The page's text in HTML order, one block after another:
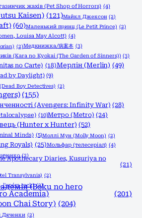
жахів (Pet Shop of Horrors) (4)
Kaisen) (121)Майкл Джексон (2)
(60)Маленький принц (Le Petit Prince) (2)
Louisa May Alcott) (4)
(2)Медкнижка/病案本 (3)
(Kara no Kyokai (The Garden of Sinners)) (3)
no Carte) (18)Мерлін (Merlin) (49)
by Daylight) (9)
Boy Detectives) (2)
(155)
(Avengers: Infinity War) (28)
(10)Метро (Metro) (24)
(Hunter x Hunter) (52)
Minds) (5)Моллі Мун (Molly Moon) (2)
Royals) (25)Мольфар (телесеріал) (4)
(2)
Apothecary Diaries, Kusuriya no
(21)
Transylvania) (2)
l'opéra rock) (2)
(Boku no hero
Academia)
(201)
Chai Story) (204)
Дяченки (2)